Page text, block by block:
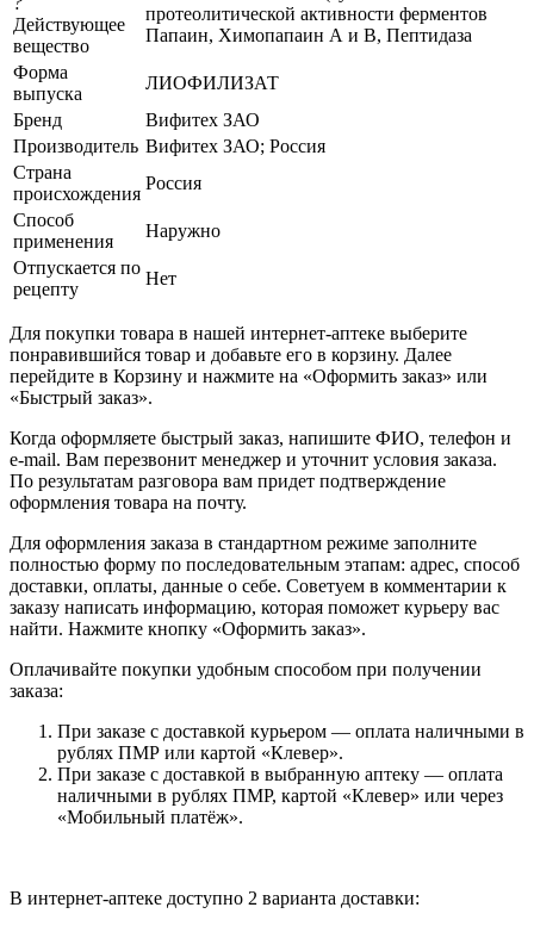
Действующее
вещество
протеолитической активности ферментов
Папаин, Химопапаин А и В, Пептидаза
Форма
выпуска
ЛИОФИЛИЗАТ
Бренд
Вифитех ЗАО
Производитель Вифитех ЗАО; Россия
Страна
происхождения
Россия
Способ
применения
Наружно
Отпускается по
рецепту
Нет
Для покупки товара в нашей интернет-аптеке выберите
понравившийся товар и добавьте его в корзину. Далее
перейдите в Корзину и нажмите на «Оформить заказ» или
«Быстрый заказ».
Когда оформляете быстрый заказ, напишите ФИО, телефон и
e-mail. Вам перезвонит менеджер и уточнит условия заказа.
По результатам разговора вам придет подтверждение
оформления товара на почту.
Для оформления заказа в стандартном режиме заполните
полностью форму по последовательным этапам: адрес, способ
доставки, оплаты, данные о себе. Советуем в комментарии к
заказу написать информацию, которая поможет курьеру вас
найти. Нажмите кнопку «Оформить заказ».
Оплачивайте покупки удобным способом при получении
заказа:
При заказе с доставкой курьером — оплата наличными в
рублях ПМР или картой «Клевер».
При заказе с доставкой в выбранную аптеку — оплата
наличными в рублях ПМР, картой «Клевер» или через
«Мобильный платёж».
В интернет-аптеке доступно 2 варианта доставки: